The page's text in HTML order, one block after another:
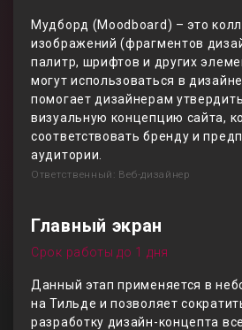
Мудборд (Moodboard) – это
изображений (фрагментов
палитр, шрифтов и других
могут использоваться в
помогает дизайнерам
визуальную концепцию сайта,
соответствовать бренду и
аудитории.
Ответственный: Веб-дизайнер
Главный экран
Срок работы до 1 дня
Данный этап применяется в
на Тильде и позволяет
разработку дизайн-концепта